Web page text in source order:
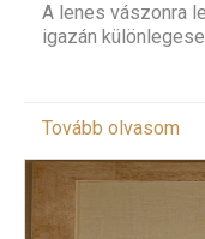
A lenes vászonra
igazán
Tovább olvasom